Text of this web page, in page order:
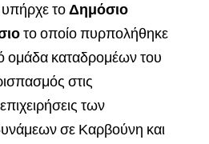
τοΔημόσιο
το οποίο πυρπολήθηκε
ομάδα καταδρομέων του
στις
των
σε Καρβούνη και